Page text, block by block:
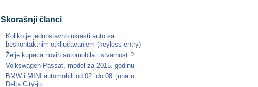
Skorašnji članci
Koliko je jednostavno ukrasti auto sa
beskontaktnim otključavanjem (keyless entry)
Želje kupaca novih automobila i stvarnost ?
Volkswagen Passat, model za 2015. godinu
BMW i MINI automobili od 02. do 08. juna u
Delta City-ju